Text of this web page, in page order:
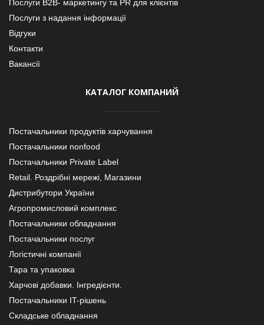
Послуги В2В- маркетингу та PR для клієнтів
Послуги з надання інформації
Відгуки
Контакти
Вакансії
КАТАЛОГ КОМПАНИЙ
Постачальники продуктів харчування
Постачальники nonfood
Постачальники Private Label
Retail. Роздрібні мережі, Магазини
Дистрибутори України
Агропромисловий комплекс
Постачальники обладнання
Постачальники послуг
Логістичні компанії
Тара та упаковка
Харчові добавки. Інгредієнти.
Постачальники IT-рішень
Складське обладнання